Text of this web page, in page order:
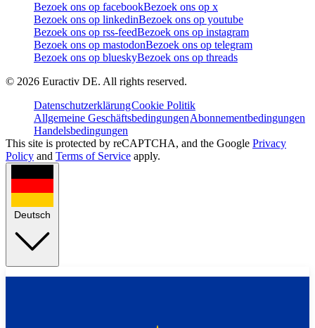
Bezoek ons op facebookBezoek ons op x
Bezoek ons op linkedinBezoek ons op youtube
Bezoek ons op rss-feedBezoek ons op instagram
Bezoek ons op mastodonBezoek ons op telegram
Bezoek ons op blueskyBezoek ons op threads
© 2026 Euractiv DE. All rights reserved.
DatenschutzerklärungCookie Politik
Allgemeine GeschäftsbedingungenAbonnementbedingungen
Handelsbedingungen
This site is protected by reCAPTCHA, and the Google Privacy
Policy and Terms of Service apply.
Deutsch